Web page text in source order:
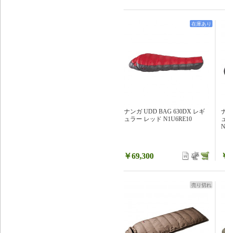
ナンガ UDD BAG 630DX レギ
ュラー レッド N1U6RE10
￥69,300
在庫あり
売り切れ